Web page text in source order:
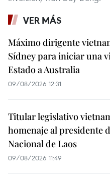
VER MÁS
Máximo dirigente
Sídney para iniciar una
Estado a Australia
09/08/2026 12:31
Titular legislativo
homenaje al presidente
Nacional de Laos
09/08/2026 11:49